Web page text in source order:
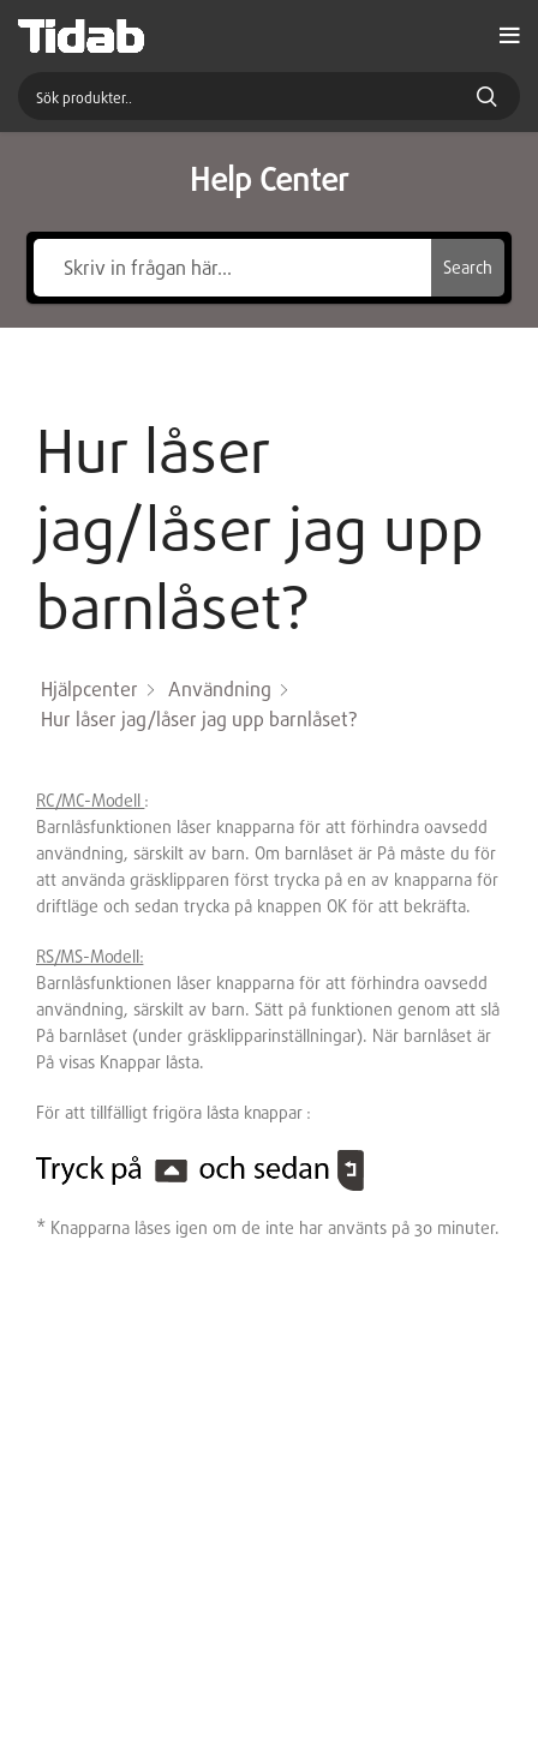
Help Center
Search
Hur låser
jag/låser jag upp
barnlåset?
Hjälpcenter
Användning
Hur låser jag/låser jag upp barnlåset?
RC/MC-Modell :
Barnlåsfunktionen låser knapparna för att förhindra oavsedd
användning, särskilt av barn. Om barnlåset är På måste du för
att använda gräsklipparen först trycka på en av knapparna för
driftläge och sedan trycka på knappen OK för att bekräfta.
RS/MS-Modell:
Barnlåsfunktionen låser knapparna för att förhindra oavsedd
användning, särskilt av barn. Sätt på funktionen genom att slå
På barnlåset (under gräsklipparinställningar). När barnlåset är
På visas Knappar låsta.
För att tillfälligt frigöra låsta knappar :
* Knapparna låses igen om de inte har använts på 30 minuter.